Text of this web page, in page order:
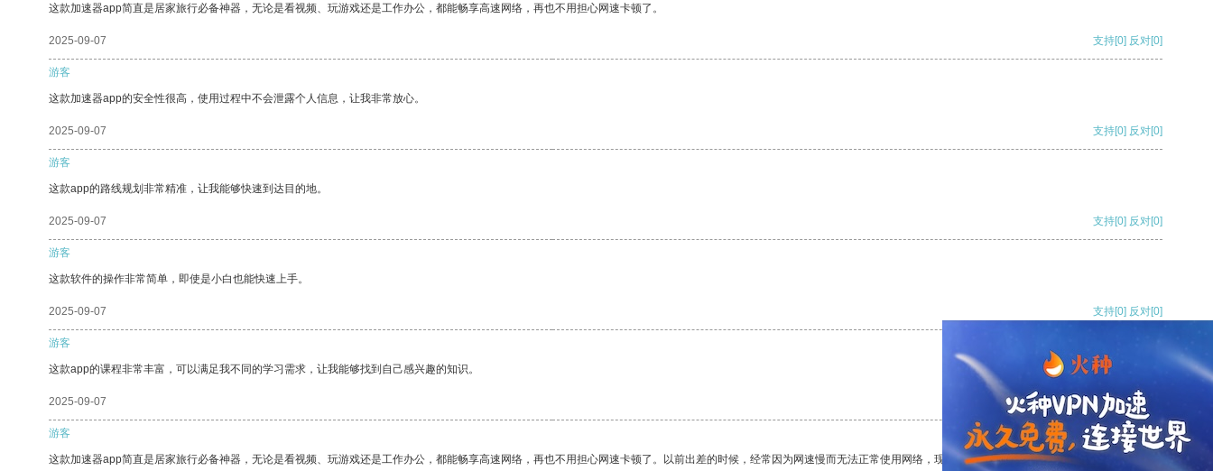
这款加速器app简直是居家旅行必备神器，无论是看视频、玩游戏还是工作办公，都能畅享高速网络，再也不用担心网速卡顿了。
2025-09-07 支持[0] 反对[0]
游客
这款加速器app的安全性很高，使用过程中不会泄露个人信息，让我非常放心。
2025-09-07 支持[0] 反对[0]
游客
这款app的路线规划非常精准，让我能够快速到达目的地。
2025-09-07 支持[0] 反对[0]
游客
这款软件的操作非常简单，即使是小白也能快速上手。
2025-09-07 支持[0] 反对[0]
游客
这款app的课程非常丰富，可以满足我不同的学习需求，让我能够找到自己感兴趣的知识。
2025-09-07 支持[0] 反对
游客
这款加速器app简直是居家旅行必备神器，无论是看视频、玩游戏还是工作办公，都能畅享高速网络，再也不用担心网速卡顿了。以前出差的时候，经常因为网速慢而无法正常使用网络，现在有了这个app，我再也不用担心了。